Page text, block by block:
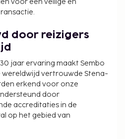
100 en JPY 10.000 per
Let op: mogelijk zijn er
van toepassing. Neem
contact op met de
de contactgegevens in de
vermeld die de
heeft doorgegeven.
door reizigers
jaar ervaring maakt Sembo
wereldwijd vertrouwde Stena-
erkend voor onze
door
accreditaties in de
op het gebied van